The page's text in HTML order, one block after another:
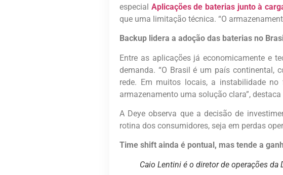
especial Aplicações de baterias junto à
que uma limitação técnica. “O
Backup lidera a adoção das baterias no
Entre as aplicações já economicamente e
demanda. “O Brasil é um país continental,
rede. Em muitos locais, a instabilidade
armazenamento uma solução clara”,
A Deye observa que a decisão de
rotina dos consumidores, seja em perdas
Time shift ainda é pontual, mas tende a
Caio Lentini é o diretor de operações da